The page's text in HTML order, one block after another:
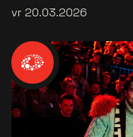
vr 20.03.2026